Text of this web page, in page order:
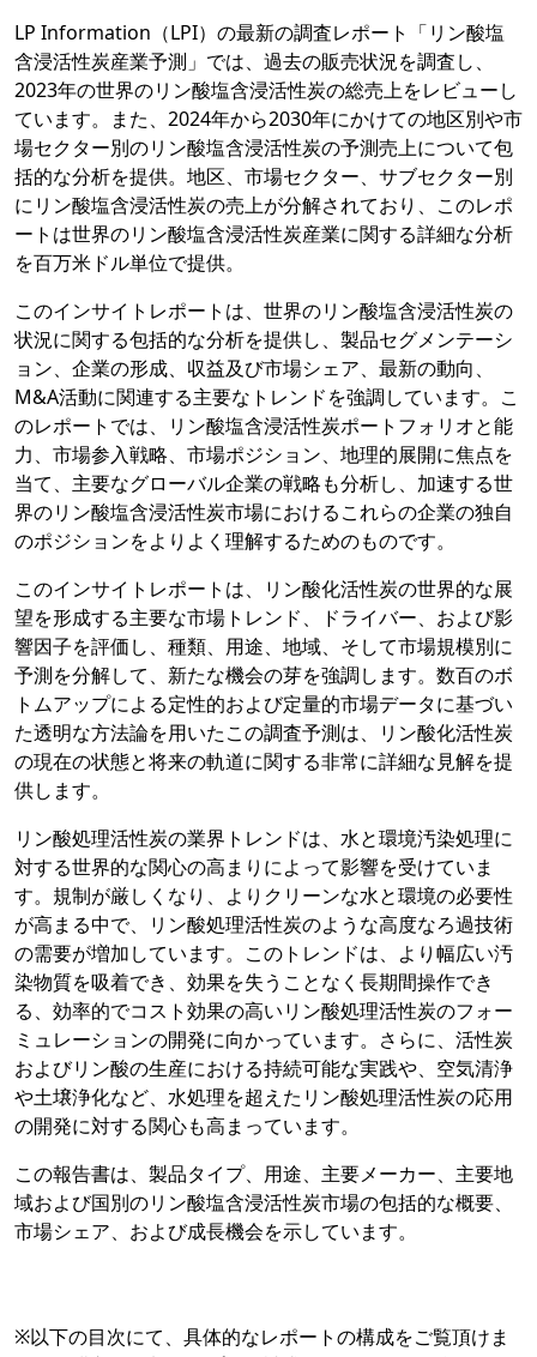
LP Information（LPI）の最新の調査レポート「リン酸塩
含浸活性炭産業予測」では、過去の販売状況を調査し、
2023年の世界のリン酸塩含浸活性炭の総売上をレビューし
ています。また、2024年から2030年にかけての地区別や市
場セクター別のリン酸塩含浸活性炭の予測売上について包
括的な分析を提供。地区、市場セクター、サブセクター別
にリン酸塩含浸活性炭の売上が分解されており、このレポ
ートは世界のリン酸塩含浸活性炭産業に関する詳細な分析
を百万米ドル単位で提供。
このインサイトレポートは、世界のリン酸塩含浸活性炭の
状況に関する包括的な分析を提供し、製品セグメンテーシ
ョン、企業の形成、収益及び市場シェア、最新の動向、
M&A活動に関連する主要なトレンドを強調しています。こ
のレポートでは、リン酸塩含浸活性炭ポートフォリオと能
力、市場参入戦略、市場ポジション、地理的展開に焦点を
当て、主要なグローバル企業の戦略も分析し、加速する世
界のリン酸塩含浸活性炭市場におけるこれらの企業の独自
のポジションをよりよく理解するためのものです。
このインサイトレポートは、リン酸化活性炭の世界的な展
望を形成する主要な市場トレンド、ドライバー、および影
響因子を評価し、種類、用途、地域、そして市場規模別に
予測を分解して、新たな機会の芽を強調します。数百のボ
トムアップによる定性的および定量的市場データに基づい
た透明な方法論を用いたこの調査予測は、リン酸化活性炭
の現在の状態と将来の軌道に関する非常に詳細な見解を提
供します。
リン酸処理活性炭の業界トレンドは、水と環境汚染処理に
対する世界的な関心の高まりによって影響を受けていま
す。規制が厳しくなり、よりクリーンな水と環境の必要性
が高まる中で、リン酸処理活性炭のような高度なろ過技術
の需要が増加しています。このトレンドは、より幅広い汚
染物質を吸着でき、効果を失うことなく長期間操作でき
る、効率的でコスト効果の高いリン酸処理活性炭のフォー
ミュレーションの開発に向かっています。さらに、活性炭
およびリン酸の生産における持続可能な実践や、空気清浄
や土壌浄化など、水処理を超えたリン酸処理活性炭の応用
の開発に対する関心も高まっています。
この報告書は、製品タイプ、用途、主要メーカー、主要地
域および国別のリン酸塩含浸活性炭市場の包括的な概要、
市場シェア、および成長機会を示しています。
※以下の目次にて、具体的なレポートの構成をご覧頂けま